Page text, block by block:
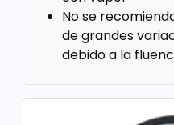
No se
de grandes
debido a la